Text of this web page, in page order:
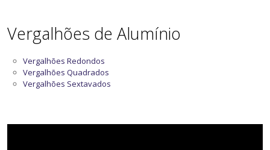
Vergalhões de Alumínio
Vergalhões Redondos
Vergalhões Quadrados
Vergalhões Sextavados